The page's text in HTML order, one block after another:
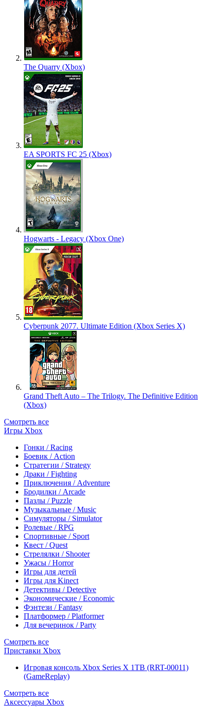
The Quarry (Xbox)
EA SPORTS FC 25 (Xbox)
Hogwarts - Legacy (Xbox One)
Cyberpunk 2077. Ultimate Edition (Xbox Series X)
Grand Theft Auto – The Trilogy. The Definitive Edition
(Xbox)
Смотреть все
Игры Xbox
Гонки / Racing
Боевик / Action
Стратегии / Strategy
Драки / Fighting
Приключения / Adventure
Бродилки / Arcade
Пазлы / Puzzle
Музыкальные / Music
Симуляторы / Simulator
Ролевые / RPG
Спортивные / Sport
Квест / Quest
Стрелялки / Shooter
Ужасы / Horror
Игры для детей
Игры для Kinect
Детективы / Detective
Экономические / Economic
Фэнтези / Fantasy
Платформер / Platformer
Для вечеринок / Party
Смотреть все
Приставки Xbox
Игровая консоль Xbox Series X 1TB (RRT-00011)
(GameReplay)
Смотреть все
Аксессуары Xbox